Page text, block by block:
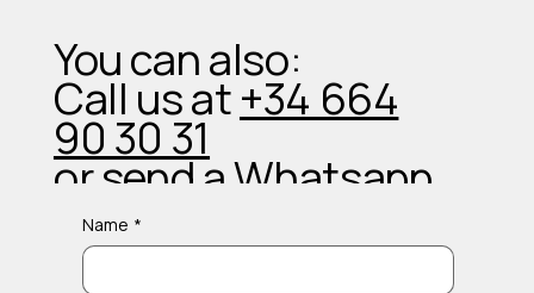
You can also:
Call us at+34 664
90 30 31
or send aWhatsapp
Name *